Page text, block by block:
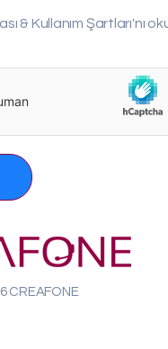
& Kullanım Şartları'nı
CREAFONE